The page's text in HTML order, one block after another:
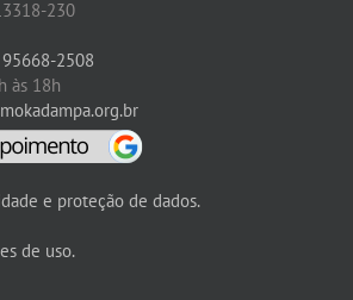
230
2508
às 18h
e proteção de dados.
de uso.